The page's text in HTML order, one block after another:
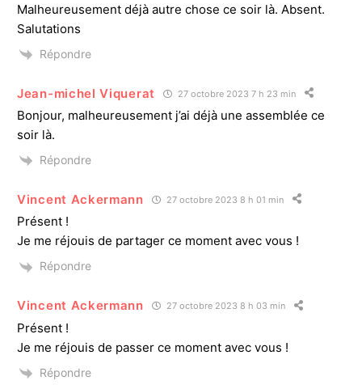
Malheureusement déjà autre chose ce soir là. Absent.
Salutations
Répondre
Jean-michel Viquerat 27 octobre 2023 7 h 23 min
Bonjour, malheureusement j’ai déjà une assemblée ce
soir là.
Répondre
Vincent Ackermann 27 octobre 2023 8 h 01 min
Présent !
Je me réjouis de partager ce moment avec vous !
Répondre
Vincent Ackermann 27 octobre 2023 8 h 03 min
Présent !
Je me réjouis de passer ce moment avec vous !
Répondre